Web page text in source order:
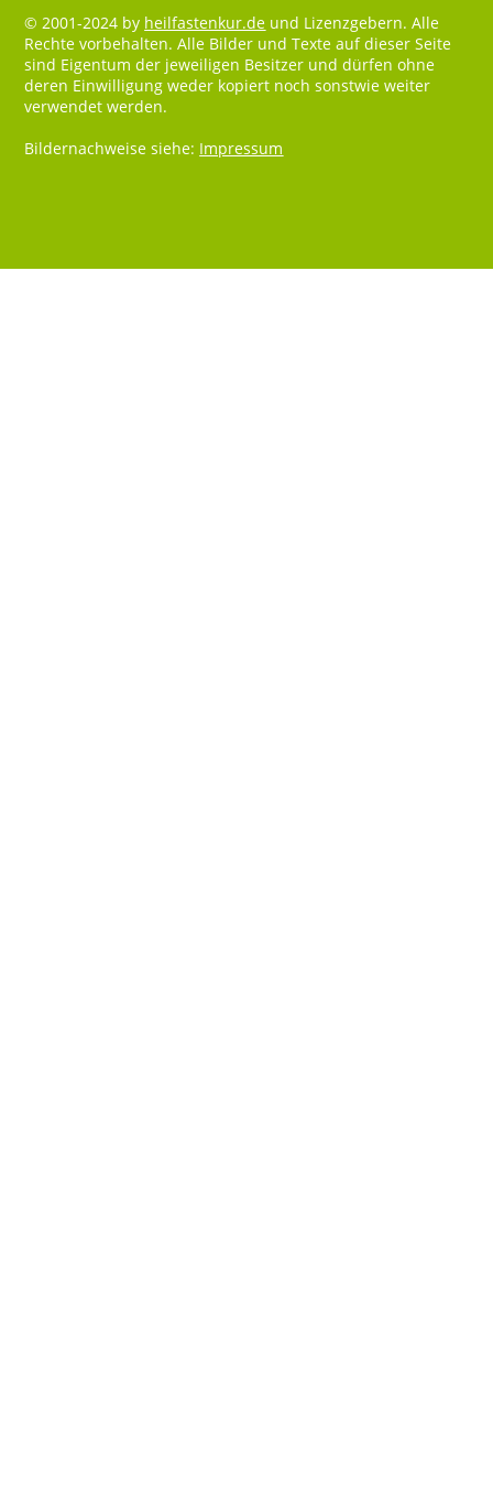
© 2001-2024 by heilfastenkur.de und Lizenzgebern. Alle
Rechte vorbehalten. Alle Bilder und Texte auf dieser Seite
sind Eigentum der jeweiligen Besitzer und dürfen ohne
deren Einwilligung weder kopiert noch sonstwie weiter
verwendet werden.
Bildernachweise siehe: Impressum